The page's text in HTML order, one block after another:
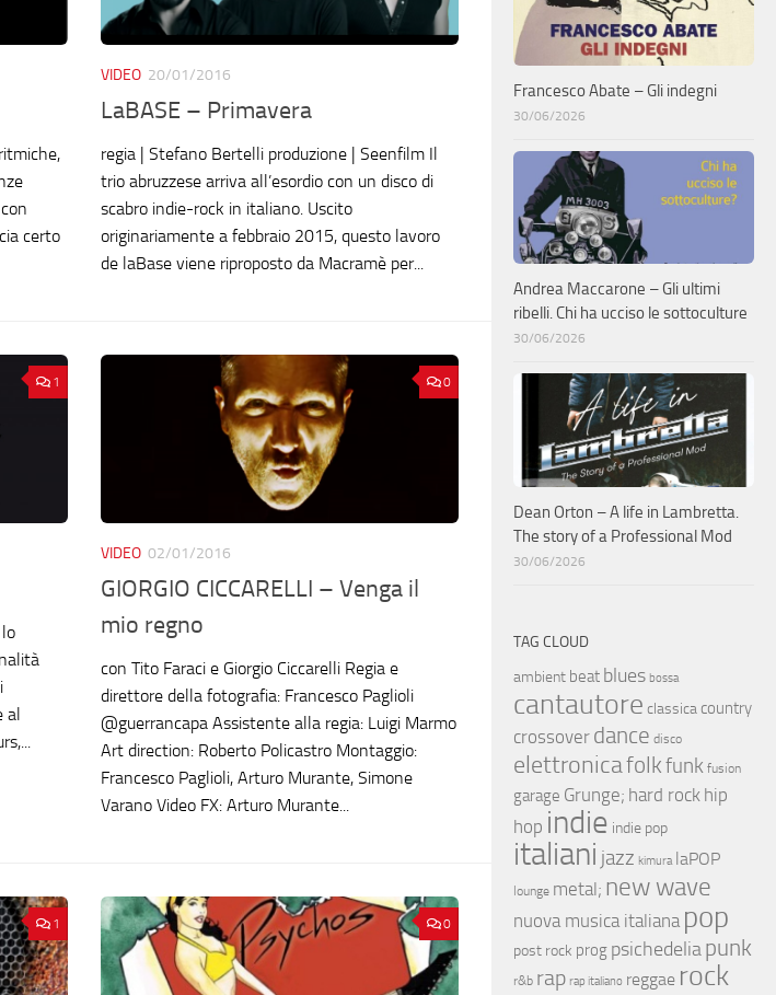
certo
VIDEO 20/01/2016
LaBASE – Primavera
regia | Stefano Bertelli produzione | Seenfilm Il
trio abruzzese arriva all’esordio con un disco di
scabro indie-rock in italiano. Uscito
originariamente a febbraio 2015, questo lavoro
de laBase viene riproposto da Macramè per...
1
al
0
VIDEO 02/01/2016
GIORGIO CICCARELLI – Venga il
mio regno
con Tito Faraci e Giorgio Ciccarelli Regia e
direttore della fotografia: Francesco Paglioli
@guerrancapa Assistente alla regia: Luigi Marmo
Art direction: Roberto Policastro Montaggio:
Francesco Paglioli, Arturo Murante, Simone
Varano Video FX: Arturo Murante...
1 0
Francesco Abate – Gli indegni
30/06/2026
Andrea Maccarone – Gli ultimi
ribelli. Chi ha ucciso le sottoculture
30/06/2026
Dean Orton – A life in Lambretta.
The story of a Professional Mod
30/06/2026
TAG CLOUD
ambient beat blues bossa
cantautore classica country
crossover dance disco
elettronicafolkfunk fusion
garage Grunge; hard rock hip
hop indie indie pop
italiani jazz kimura laPOP
lounge metal; new wave
nuova musica italiana pop
post rock prog psichedeliapunk
r&b rap rap italiano reggae rock